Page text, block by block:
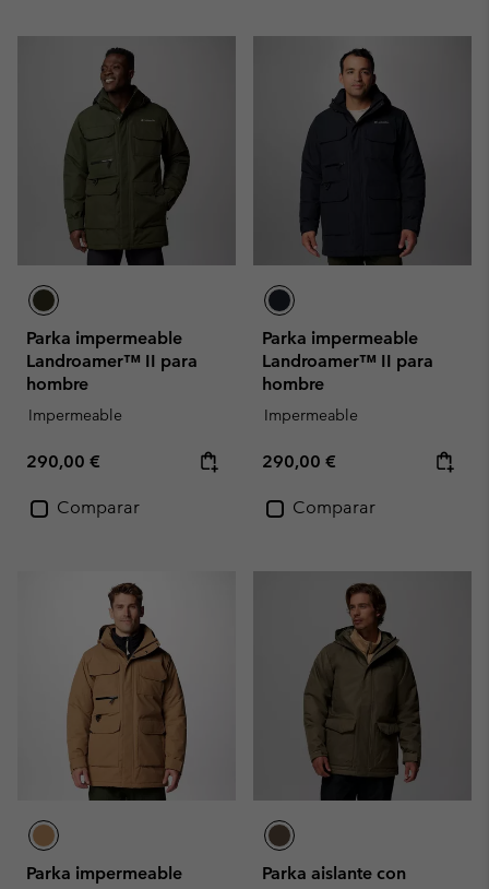
Parka impermeable
Landroamer™ II para
hombre
Impermeable
Regular price:
290,00 €
Comparar
Parka impermeable
Landroamer™ II para
hombre
Impermeable
Regular price:
290,00 €
Comparar
Parka impermeable
Parka aislante con